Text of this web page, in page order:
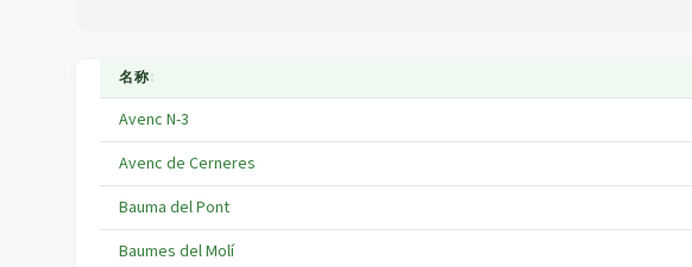
名称↕
Avenc N-3
Avenc de Cerneres
Bauma del Pont
Baumes del Molí